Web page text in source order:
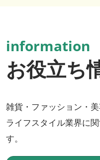
information
お役立ち
雑貨・ファッション・美
ライフスタイル業界に
す。